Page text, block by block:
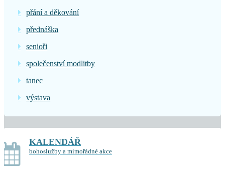
přání a děkování
přednáška
senioři
společenství modlitby
tanec
výstava
KALENDÁŘ
bohoslužby a mimořádné akce